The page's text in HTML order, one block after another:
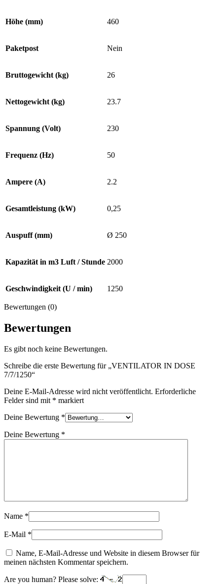
Höhe (mm) 460
Paketpost Nein
Bruttogewicht (kg) 26
Nettogewicht (kg) 23.7
Spannung (Volt) 230
Frequenz (Hz) 50
Ampere (A) 2.2
Gesamtleistung (kW) 0,25
Auspuff (mm) Ø 250
Kapazität in m3 Luft / Stunde 2000
Geschwindigkeit (U / min) 1250
Bewertungen (0)
Bewertungen
Es gibt noch keine Bewertungen.
Schreibe die erste Bewertung für „VENTILATOR IN DOSE
7/7/1250“
Deine E-Mail-Adresse wird nicht veröffentlicht. Erforderliche
Felder sind mit * markiert
Deine Bewertung *
Deine Bewertung *
Name *
E-Mail *
Name, E-Mail-Adresse und Website in diesem Browser für
meinen nächsten Kommentar speichern.
Are you human? Please solve: